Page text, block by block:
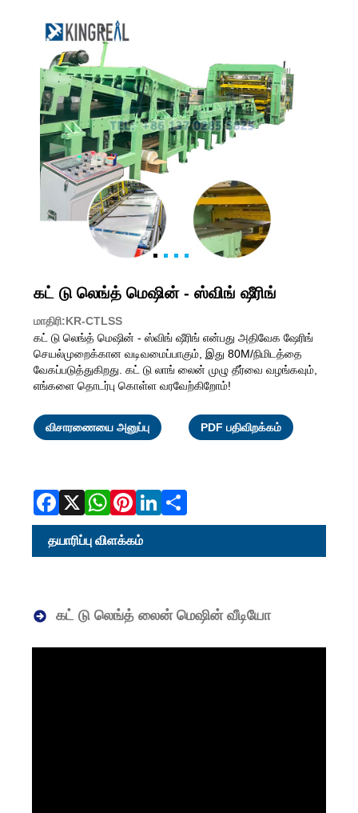
கட் டு லெங்த் மெஷின் - ஸ்விங் ஷீரிங்
மாதிரி:KR-CTLSS
கட் டு லெங்த் மெஷின் - ஸ்விங் ஷீரிங் என்பது அதிவேக ஷேரிங்
செயல்முறைக்கான வடிவமைப்பாகும், இது 80M/நிமிடத்தை
வேகப்படுத்துகிறது. கட் டு லாங் லைன் முழு தீர்வை வழங்கவும்,
எங்களை தொடர்பு கொள்ள வரவேற்கிறோம்!
விசாரணையை அனுப்பு PDF பதிவிறக்கம்
தயாரிப்பு விளக்கம்
கட் டு லெங்த் லைன் மெஷின் வீடியோ